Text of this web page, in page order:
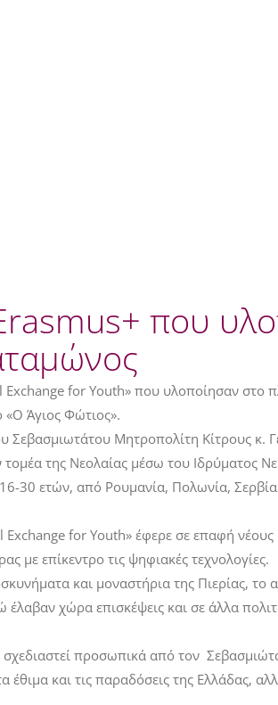
που
for Youth» που υλοποίησαν
«Ο Άγιος Φώτιος».
Σεβασμιωτάτου Μητροπολίτη Κίτρους
της Νεολαίας μέσω του Ιδρύματος
30 ετών, από Ρουμανία, Πολωνία,
for Youth» έφερε σε επαφή
με επίκεντρο τις ψηφιακές τεχνολογίες.
και μοναστήρια της Πιερίας,
χώρα επισκέψεις και σε άλλα
προσωπικά από τον
και τις παραδόσεις της Ελλάδας,